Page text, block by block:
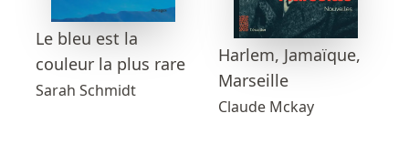
Le bleu est la
couleur la plus rare
Sarah Schmidt
Harlem, Jamaïque,
Marseille
Claude Mckay